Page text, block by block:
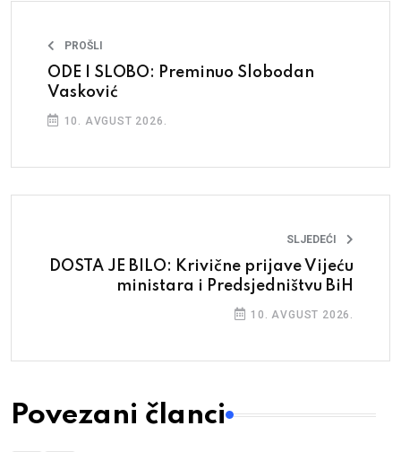
PROŠLI
ODE I SLOBO: Preminuo Slobodan
Vasković
10. AVGUST 2026.
SLJEDEĆI
DOSTA JE BILO: Krivične prijave Vijeću
ministara i Predsjedništvu BiH
10. AVGUST 2026.
Povezani članci